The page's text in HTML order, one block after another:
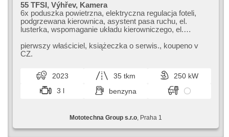
55 TFSI, Výhřev, Kamera
6x poduszka powietrzna, elektryczna regulacja foteli,
podgrzewana kierownica, asystent pasa ruchu, el.
lusterka, wspomaganie układu kierowniczego, el.
klimatyzacja, przeciwpoślizgowy system kół (ASR),
centralny zamek, komputer pokładowy, el. składane
fotele, skórzanna tapicerka, czujnik deszczu, przycisk
start, czujnik ciśnienia opon, automat, napęd 4x4
pierwszy właściciel,​ książeczka o serwis.,​ koupeno v
CZ.
2023 35 tkm
250 kW
3 l
benzyna
Mototechna Group s.r.o , Praha 1